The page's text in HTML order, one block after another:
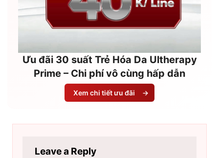
Ưu đãi 30 suất Trẻ Hóa Da Ultherapy
Prime – Chi phí vô cùng hấp dẫn
Xem chi tiết ưu đãi →
Leave a Reply